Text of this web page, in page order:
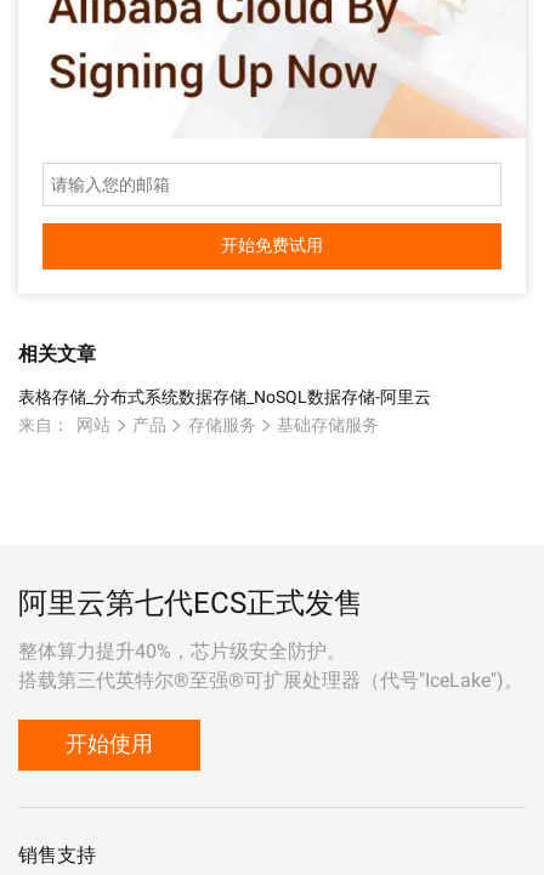
开始免费试用
相关文章
表格存储_分布式系统数据存储_NoSQL数据存储-阿里云
来自：
网站 产品 存储服务 基础存储服务
阿里云第七代ECS正式发售
整体算力提升40%，芯片级安全防护。
搭载第三代英特尔®至强®可扩展处理器（代号"IceLake")。
开始使用
销售支持